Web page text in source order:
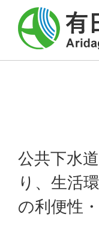
公共下水
り、生活
の利便性